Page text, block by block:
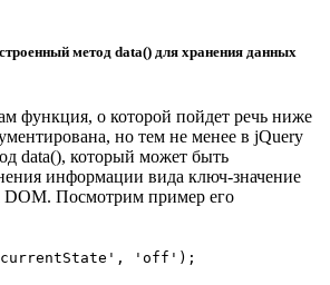
метод data() для хранения данных
функция, о которой пойдет речь ниже
но тем не менее в jQuery
data(), который может быть
информации вида ключ-значение
DOM. Посмотрим пример его
'off');